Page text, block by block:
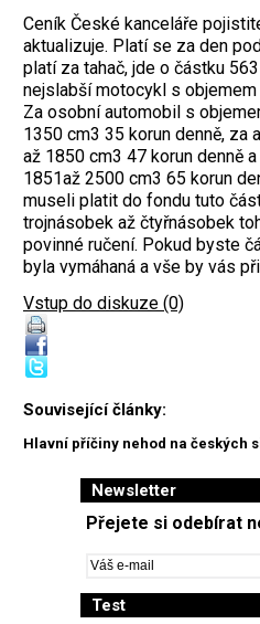
Ceník České kanceláře
aktualizuje. Platí se za den
platí za tahač, jde o částku
nejslabší motocykl s
Za osobní automobil s
1350 cm3 35 korun denně, za
až 1850 cm3 47 korun denně
1851až 2500 cm3 65 korun
museli platit do fondu tuto
trojnásobek až čtyřnásobek
povinné ručení. Pokud byste
byla vymáhaná a vše by vás
Vstup do diskuze (0)
Související články:
Hlavní příčiny nehod na českých
Newsletter
Přejete si odebírat
Test